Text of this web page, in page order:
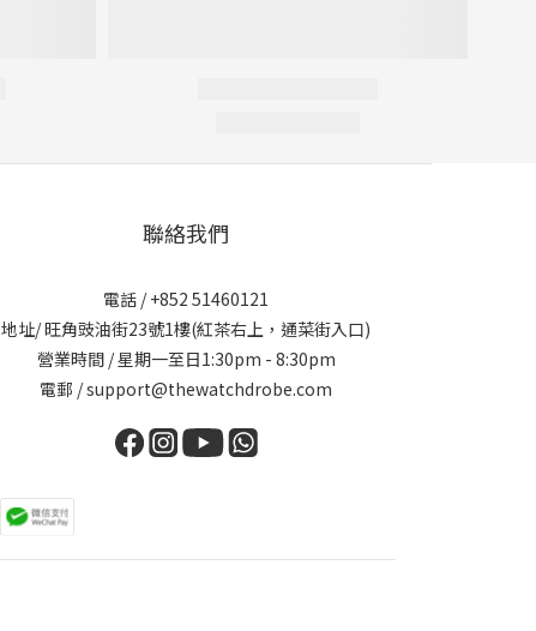
聯絡我們
電話 / +852 51460121
地址/ 旺角豉油街23號1樓(紅茶右上，通菜街入口)
營業時間 / 星期一至日1:30pm - 8:30pm
電郵 / support@thewatchdrobe.com